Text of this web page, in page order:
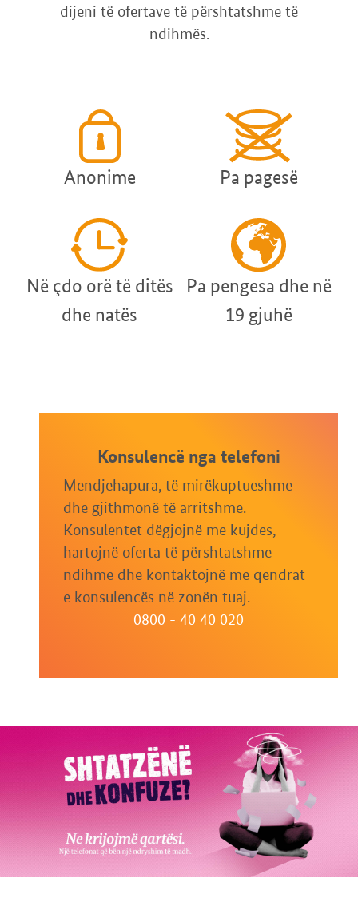
dijeni të ofertave të përshtatshme të
ndihmës.
Anonime Pa pagesë
Në çdo orë të ditës
dhe natës
Pa pengesa dhe në
19 gjuhë
Konsulencë nga telefoni
Mendjehapura, të mirëkuptueshme
dhe gjithmonë të arritshme.
Konsulentet dëgjojnë me kujdes,
hartojnë oferta të përshtatshme
ndihme dhe kontaktojnë me qendrat
e konsulencës në zonën tuaj.
0800 - 40 40 020